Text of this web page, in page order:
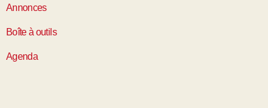
Annonces
Boîte à outils
Agenda